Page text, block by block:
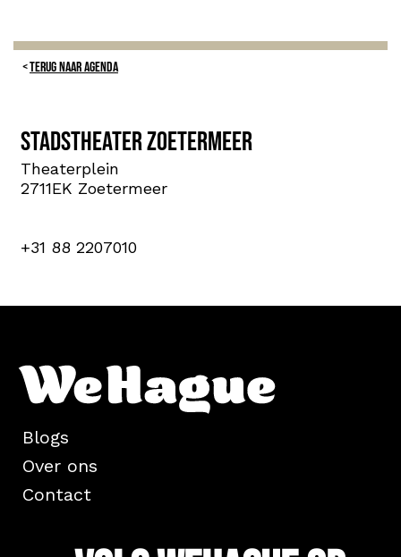
TERUG NAAR AGENDA
Stadstheater Zoetermeer
Theaterplein
2711EK Zoetermeer
+31 88 2207010
Blogs
Over ons
Contact